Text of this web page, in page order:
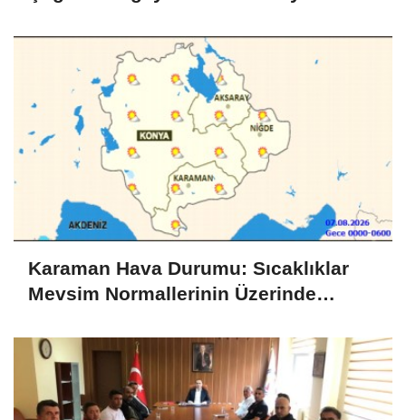
Karaman Hava Durumu: Sıcaklıklar
Mevsim Normallerinin Üzerinde